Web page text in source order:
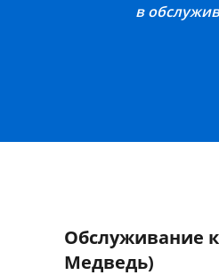
в
Обслуживание
Медведь)